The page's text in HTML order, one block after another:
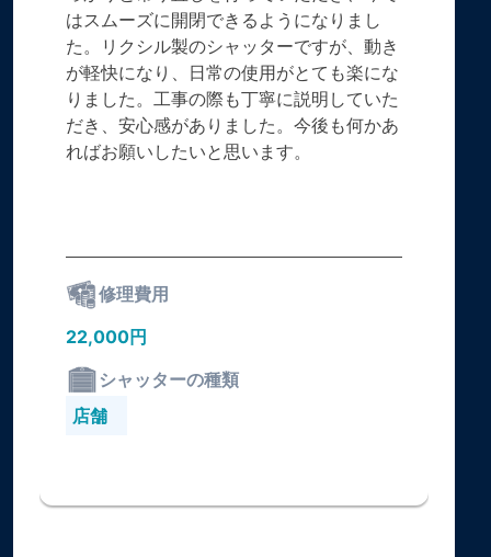
はスムーズに開閉できるようになりまし
た。リクシル製のシャッターですが、動き
が軽快になり、日常の使用がとても楽にな
りました。工事の際も丁寧に説明していた
だき、安心感がありました。今後も何かあ
ればお願いしたいと思います。
修理費用
22,000円
シャッターの種類
店舗